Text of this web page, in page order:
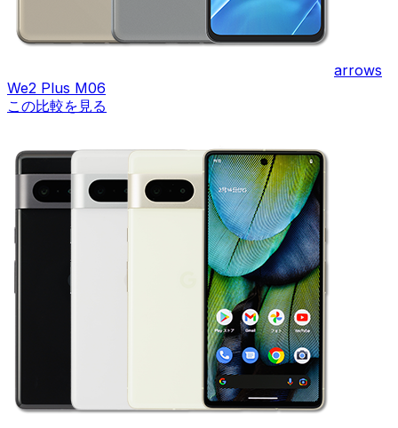
arrows
We2 Plus M06
この比較を見る